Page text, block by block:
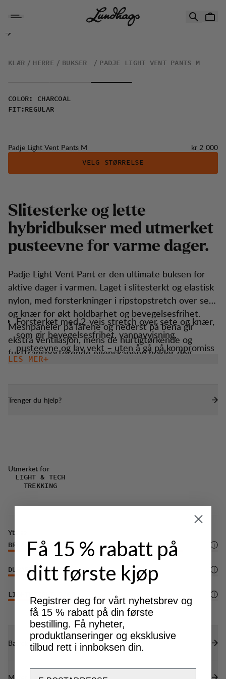
Padje Light Vent Pants M
KLÆR HERRE BUKSER PADJE LIGHT VENT PANTS M
COLOR : CHARCOAL
FIT: REGULAR
Padje Light Vent Pants M Pris:
kr 2 000
VELG STØRRELSE
Slitesterke og lette
hybridbukser med utmerket
pusteevne for varme dager.
Padje Light Vent Pant er den ultimate buksen for
aktive dager i varmen. Laget i slitesterkt og elastisk
nylon, med forsterkninger i ripstopstretch over sete
og knær for økt holdbarhet og bevegelsesfrihet.
Meshpaneler på lårene og nederst på bena gir
ekstra ventilasjon, mens de hurtigtørkende og
fukttransporterende egenskapene holder deg
komfortabel hele dagen. Perfekt for fotturer,
Forsterket med 2-veis stretch over sete og knær,
som gir bevegelsesfrihet, vannavvisning,
pusteevne og lav vekt – uten å gå på kompromiss
med slitestyrken.
To håndlommer med glidelås og én baklomme
både komfort og optimal passform.
Kile i skrittet for ekstra god bevegelsesfrihet.
Benavslutningen justeres med elastisk
vann og smuss.
LES MER
Trenger du hjelp?
Utmerket for
LIGHT & TECH
TREKKING
Ytelse
BREATHABILITY 5/6
DURABILITY 4 /6
LIGHTWEIGHT
Bærekraftsegenskaper
Få 15 % rabatt på
ditt første kjøp
Registrer deg for vårt nyhetsbrev og
få 15 % rabatt på din første
bestilling. Få nyheter,
produktlanseringer og eksklusive
tilbud rett i innboksen din.